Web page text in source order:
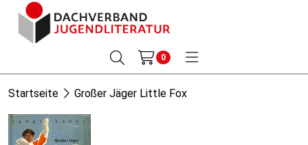
0
Startseite Großer Jäger Little Fox